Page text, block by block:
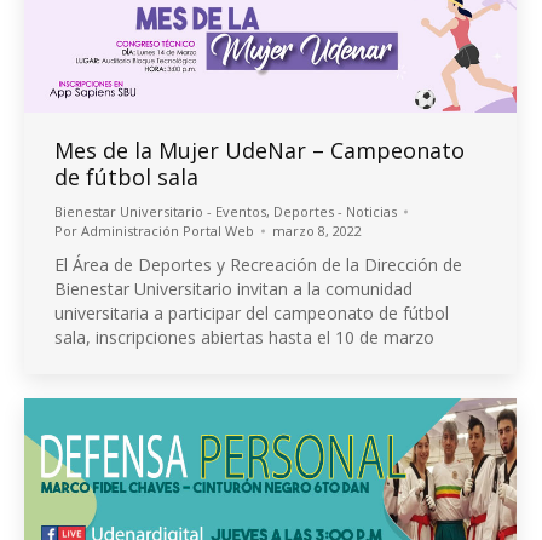
Mes de la Mujer UdeNar – Campeonato
de fútbol sala
Bienestar Universitario - Eventos, Deportes - Noticias
Por Administración Portal Web marzo 8, 2022
El Área de Deportes y Recreación de la Dirección de
Bienestar Universitario invitan a la comunidad
universitaria a participar del campeonato de fútbol
sala, inscripciones abiertas hasta el 10 de marzo